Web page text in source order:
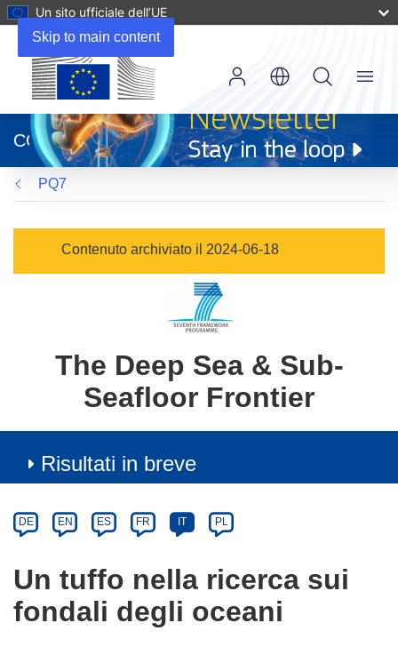
Skip to main content
Un sito ufficiale dell’UE
apre
in
una
nuova
finestra)
CORDIS
Menu
PQ7
Contenuto archiviato il 2024-06-18
The Deep Sea & Sub-
Seafloor Frontier
Risultati in breve
Category
Article
available
the
following
languages:
DE EN ES FR IT PL
Un tuffo nella ricerca sui
fondali degli oceani